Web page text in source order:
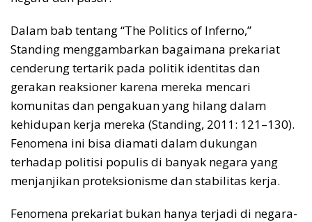
Dalam bab tentang “The Politics of Inferno,”
Standing menggambarkan bagaimana prekariat
cenderung tertarik pada politik identitas dan
gerakan reaksioner karena mereka mencari
komunitas dan pengakuan yang hilang dalam
kehidupan kerja mereka (Standing, 2011: 121–130).
Fenomena ini bisa diamati dalam dukungan
terhadap politisi populis di banyak negara yang
menjanjikan proteksionisme dan stabilitas kerja.
Fenomena prekariat bukan hanya terjadi di negara-